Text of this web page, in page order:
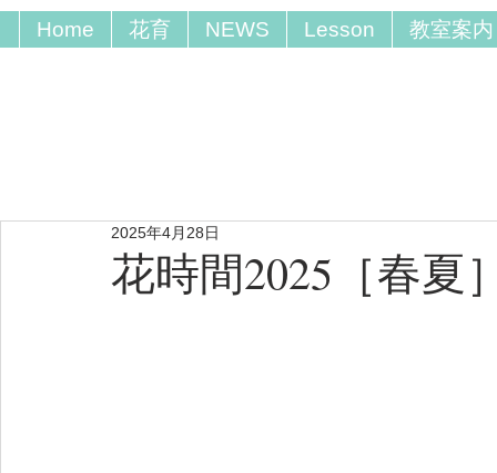
Home 花育 NEWS Lesson 教室案内
花時間2025［春夏
2025年4月28日